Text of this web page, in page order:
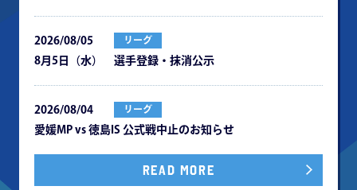
2026/08/05 リーグ
8月5日（水） 選手登録・抹消公示
2026/08/04 リーグ
愛媛MP vs 徳島IS 公式戦中⽌のお知らせ
READ MORE